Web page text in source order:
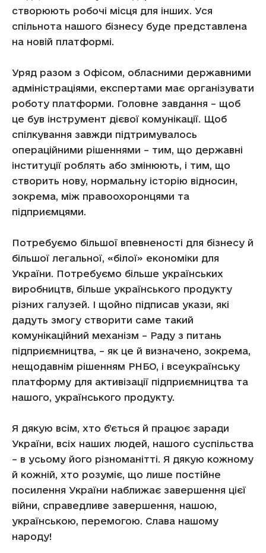
створюють робочі місця для інших. Уся
спільнота нашого бізнесу буде представлена
на новій платформі.
Уряд разом з Офісом, обласними державними
адміністраціями, експертами має організувати
роботу платформи. Головне завдання – щоб
це був інструмент дієвої комунікації. Щоб
спілкування завжди підтримувалось
операційними рішеннями – тим, що державні
інституції роблять або змінюють, і тим, що
створить нову, нормальну історію відносин,
зокрема, між правоохоронцями та
підприємцями.
Потребуємо більшої впевненості для бізнесу й
більшої легальної, «білої» економіки для
України. Потребуємо більше українських
виробництв, більше українського продукту
різних галузей. І щойно підписав укази, які
дадуть змогу створити саме такий
комунікаційний механізм – Раду з питань
підприємництва, – як це й визначено, зокрема,
нещодавнім рішенням РНБО, і всеукраїнську
платформу для активізації підприємництва та
нашого, українського продукту.
Я дякую всім, хто б’ється й працює заради
України, всіх наших людей, нашого суспільства
– в усьому його різноманітті. Я дякую кожному
й кожній, хто розуміє, що лише постійне
посилення України наближає завершення цієї
війни, справедливе завершення, нашою,
українською, перемогою. Слава нашому
народу!